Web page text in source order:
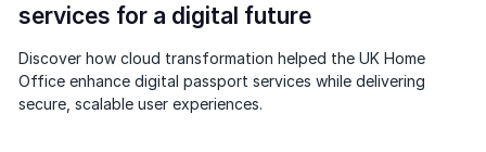
services for a digital future
Discover how cloud transformation helped the UK Home
Office enhance digital passport services while delivering
secure, scalable user experiences.